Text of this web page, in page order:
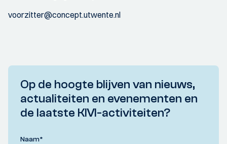
voorzitter@concept.utwente.nl
Op de hoogte blijven van nieuws,
actualiteiten en evenementen en
de laatste KIVI-activiteiten?
Naam*